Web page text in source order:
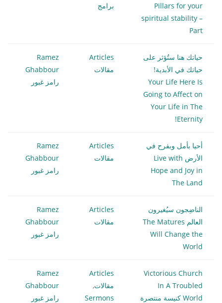
Pillars for your
spiritual stability –
Part
برامج
حياتك هنا ستُؤثر على
حياتك في الأبدية!
Your Life Here Is
Going to Affect on
Your Life in The
Eternity!
Articles
مقالات
Ramez
Ghabbour
رامز غبور
أحيا بأمل وبفرح في
الأرض Live with
Hope and Joy in
The Land
Articles
مقالات
Ramez
Ghabbour
رامز غبور
الناضِجون سيُغيرون
العالم The Matures
Will Change the
World
Articles
مقالات
Ramez
Ghabbour
رامز غبور
Victorious Church
In A Troubled
World كنيسة منتصرة
Articles
مقالات,
Sermons
Ramez
Ghabbour
رامز غبور